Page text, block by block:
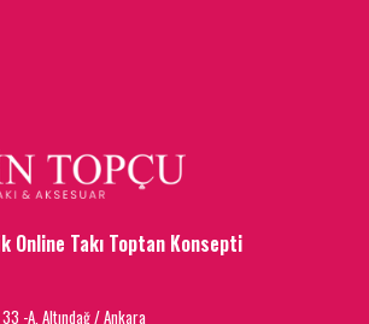
Online Takı Toptan Konsepti
-A, Altındağ / Ankara